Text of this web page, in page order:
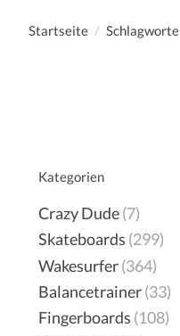
Startseite / Schlagworte
Kategorien
Crazy Dude(7)
Skateboards (299)
Wakesurfer(364)
Balancetrainer(33)
Fingerboards (108)